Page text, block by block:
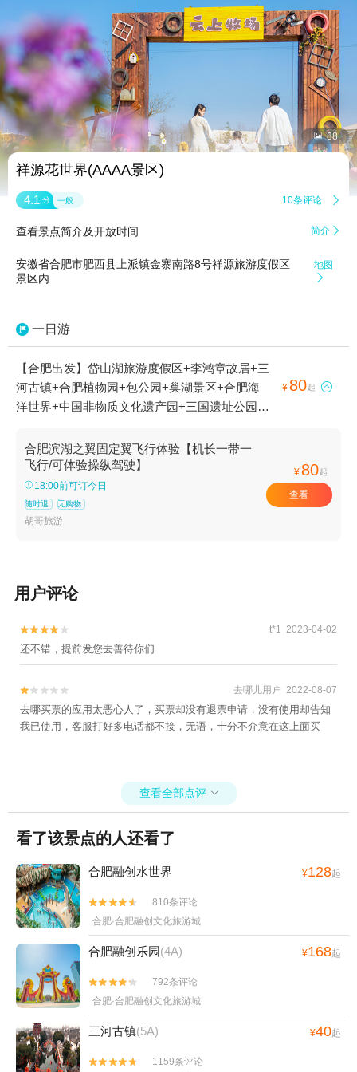
 88
祥源花世界(AAAA景区)
4.1 分 一般 10条评论 
查看景点简介及开放时间 简介 
安徽省合肥市肥西县上派镇金寨南路8号祥源旅游度假区
景区内
地图

一日游
【合肥出发】岱山湖旅游度假区+李鸿章故居+三
河古镇+合肥植物园+包公园+巢湖景区+合肥海
洋世界+中国非物质文化遗产园+三国遗址公园
公园+白龙机场+出众通航飞行营地1日游
¥ 80起 
合肥滨湖之翼固定翼飞行体验【机长一带一
飞行/可体验操纵驾驶】
18:00前可订今日
随时退 无购物
胡哥旅游
¥ 80起
查看
用户评论

 t*1 2023-04-02
还不错，提前发您去善待你们

 去哪儿用户 2022-08-07
去哪买票的应用太恶心人了，买票却没有退票申请，没有使用却告知
我已使用，客服打好多电话都不接，无语，十分不介意在这上面买
查看全部点评 
看了该景点的人还看了
合肥融创水世界 ¥128起


810条评论
合肥·合肥融创文化旅游城
合肥融创乐园(4A) ¥168起


792条评论
合肥·合肥融创文化旅游城
三河古镇(5A) ¥40起

 1159条评论
